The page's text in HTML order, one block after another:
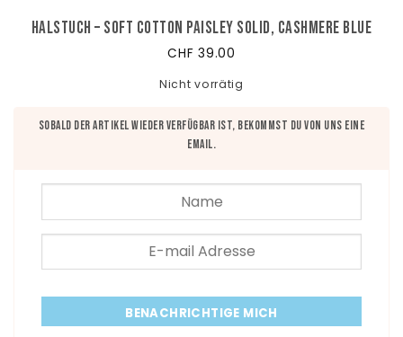
Halstuch – Soft Cotton Paisley Solid, Cashmere Blue
CHF 39.00
Nicht vorrätig
Sobald der Artikel wieder verfügbar ist, bekommst du von uns eine
Email.
BENACHRICHTIGE MICH